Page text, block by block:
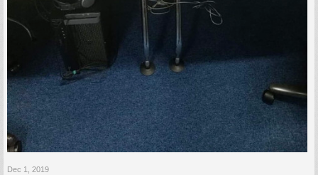
Dec 1, 2019